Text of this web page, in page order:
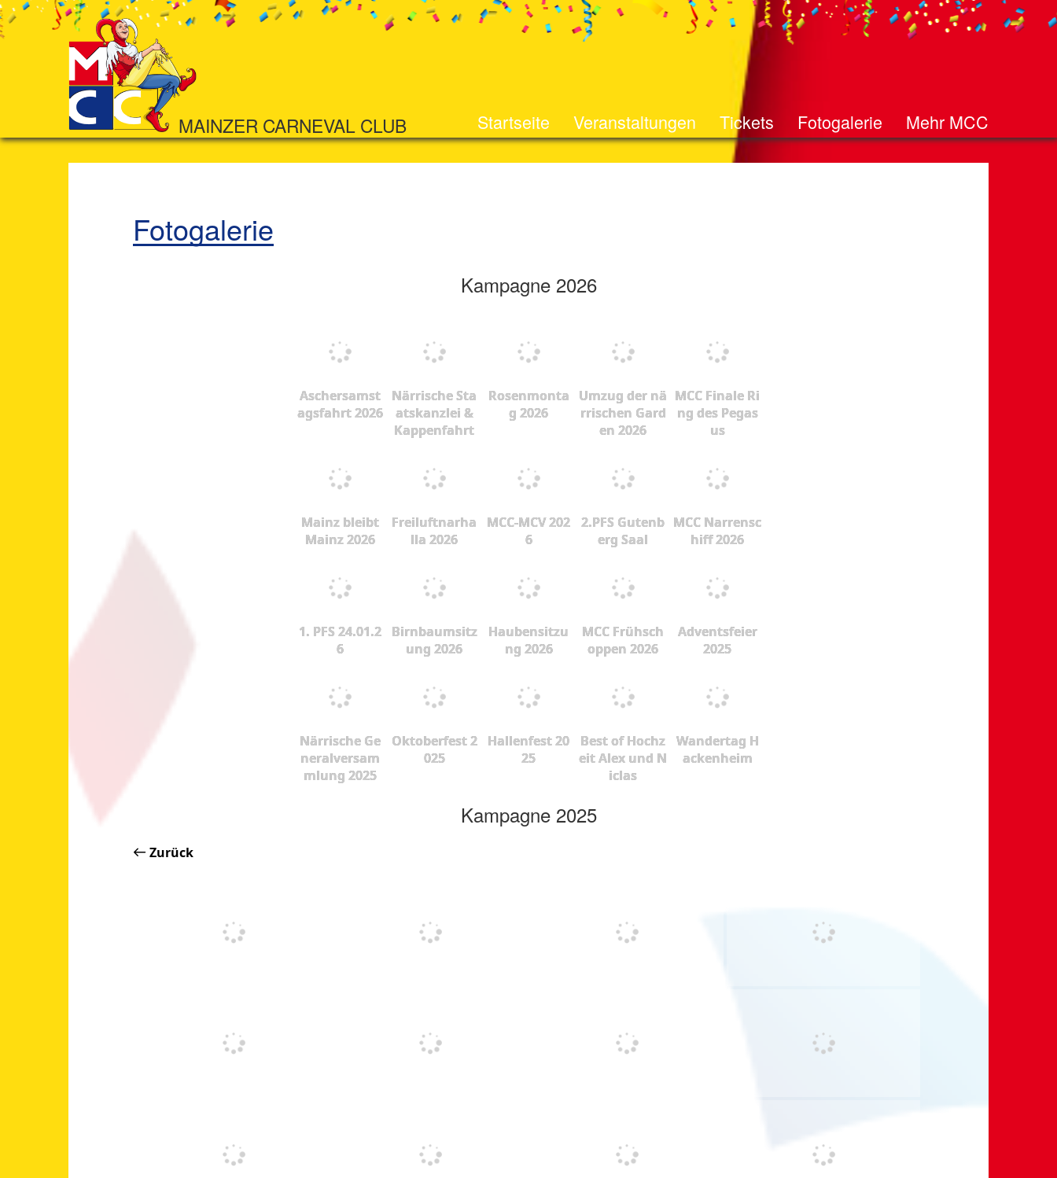
MAINZER CARNEVAL CLUB Startseite Veranstaltungen Tickets Fotogalerie Mehr MCC
Fotogalerie
Kampagne 2026
Aschersamst
agsfahrt 2026
Närrische Sta
atskanzlei &
Kappenfahrt
Rosenmonta
g 2026
Umzug der nä
rrischen Gard
en 2026
MCC Finale Ri
ng des Pegas
us
Mainz bleibt
Mainz 2026
Freiluftnarha
lla 2026
MCC-MCV 202
6
2.PFS Gutenb
erg Saal
MCC Narrensc
hiff 2026
1. PFS 24.01.2
6
Birnbaumsitz
ung 2026
Haubensitzu
ng 2026
MCC Frühsch
oppen 2026
Adventsfeier
2025
Närrische Ge
neralversam
mlung 2025
Oktoberfest 2
025
Hallenfest 20
25
Best of Hochz
eit Alex und N
iclas
Wandertag H
ackenheim
Kampagne 2025
Zurück